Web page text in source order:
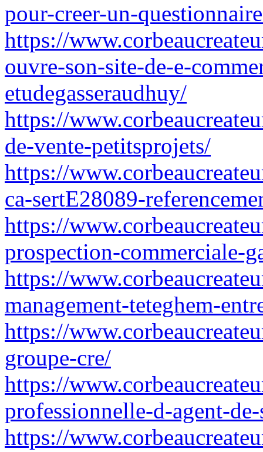
pour-creer-un-
https://
ouvre-son-site-de-e-
etudegasseraudhuy/
https://
de-vente-petitsprojets/
https://
ca-sertE28089-
https://
prospection-commerciale-
https://
management-teteghem-
https://
groupe-cre/
https://
professionnelle-d-agent-
https://